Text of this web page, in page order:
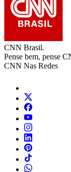
CNN Brasil.
Pense bem, pense
CNN Nas Redes